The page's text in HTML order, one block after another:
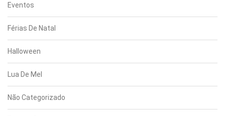
Eventos
Férias De Natal
Halloween
Lua De Mel
Não Categorizado